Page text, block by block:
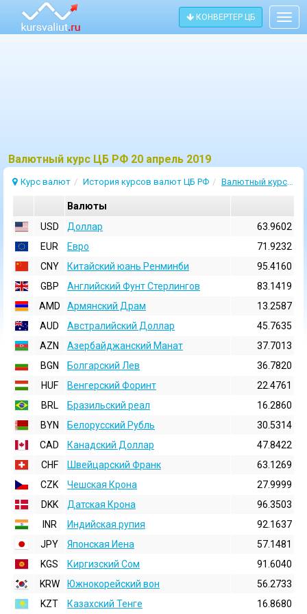
КОНВЕРТЕР ЦБ
Bалютный курс ЦБ РФ 20 апрель 2019
Курс валют История курсов валют ЦБ РФ Валютный курс 20 Апрель 2019
Валюты
USD
Доллар
63.9602
EUR
Евро
71.9232
CNY
Китайский юань Ренминби
95.4160
GBP
Английский Фунт Стерлингов
83.1419
AMD
Армянский Драм
13.2587
AUD
Австралийский Доллар
45.7635
AZN
Азербайджанский Манат
37.7013
BGN
Болгарский Лев
36.7820
HUF
Венгерский Форинт
22.4761
BRL
Бразильский реал
16.2860
BYN
Белорусский Рубль
30.5314
CAD
Канадский Доллар
47.8422
CHF
Швейцарский Франк
63.1269
CZK
Чешская Крона
27.9999
DKK
Датская Крона
96.3503
INR
Индийская pупия
92.1637
JPY
Японская Иена
57.1481
KGS
Киргизский Сом
91.6040
KRW
Южнокорейский вон
56.2733
KZT
Казахский Тенге
16.8680